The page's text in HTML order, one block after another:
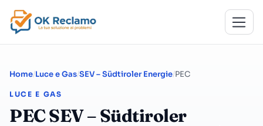
Home Luce e Gas SEV – Südtiroler Energie PEC
LUCE E GAS
PEC SEV – Südtiroler